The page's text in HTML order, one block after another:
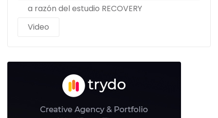
a razón del estudio RECOVERY
Video